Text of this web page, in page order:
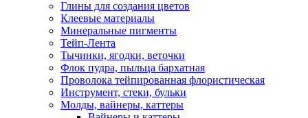
Глины для создания цветов
Клеевые материалы
Минеральные пигменты
Тейп-Лента
Тычинки, ягодки, веточки
Флок пудра, пыльца бархатная
Проволока тейпированная флористическая
Инструмент, стеки, бульки
Молды, вайнеры, каттеры